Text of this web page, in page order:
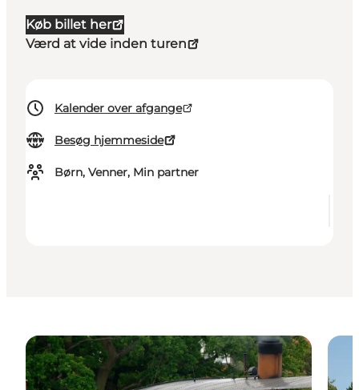
Køb billet her
Værd at vide inden turen
Kalender over afgange
Besøg hjemmeside
Børn, Venner, Min partner